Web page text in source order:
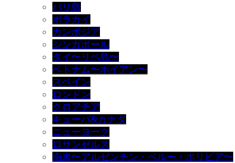
バリ島
ボラカイ
カンボジア
シンガポール
タイ〜リペ島〜
ベトナム〜ホイアン〜
スペイン
ロンドン
クロアチア
キューバ&カナダ
ニューヨーク
ロサンゼルス
南米〜アルゼンチン・ペルー・ボリビア〜